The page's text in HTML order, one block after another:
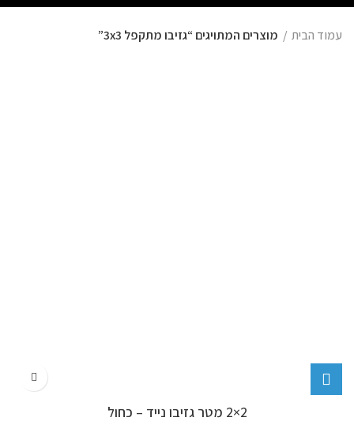
עמוד הבית מוצרים המתויגים “גזיבו מתקפל 3x3”
2×2 מטר גזיבו נייד – כחול